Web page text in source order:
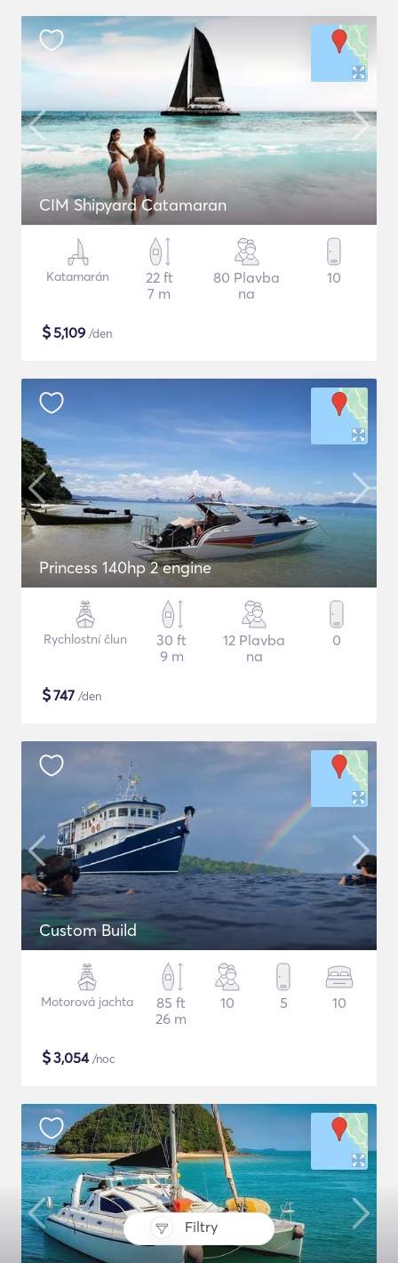
Filtry
CIM Shipyard Catamaran
Katamarán
22 ft
7 m
80 Plavba
na
10
$5,109 /den
Princess 140hp 2 engine
Rychlostní člun
30 ft
9 m
12 Plavba
na
0
$747 /den
Custom Build
Motorová jachta
85 ft
26 m
10 5 10
$3,054/noc